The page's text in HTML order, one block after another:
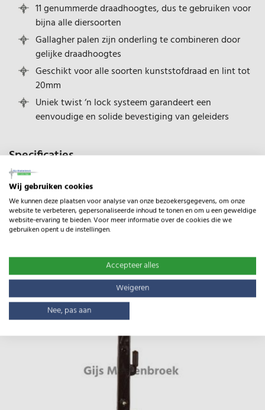
11 genummerde draadhoogtes, dus te gebruiken voor
bijna alle diersoorten
Gallagher palen zijn onderling te combineren door
gelijke draadhoogtes
Geschikt voor alle soorten kunststofdraad en lint tot
20mm
Uniek twist ‘n lock systeem garandeert een
eenvoudige en solide bevestiging van geleiders
Specificaties
Type:
Gewicht:
4.90kg
Gerelateerde producten
Wij gebruiken cookies
We kunnen deze plaatsen voor analyse van onze bezoekersgegevens, om onze
website te verbeteren, gepersonaliseerde inhoud te tonen en om u een geweldige
website-ervaring te bieden. Voor meer informatie over de cookies die we
gebruiken opent u de instellingen.
Accepteer alles
Weigeren
Nee, pas aan